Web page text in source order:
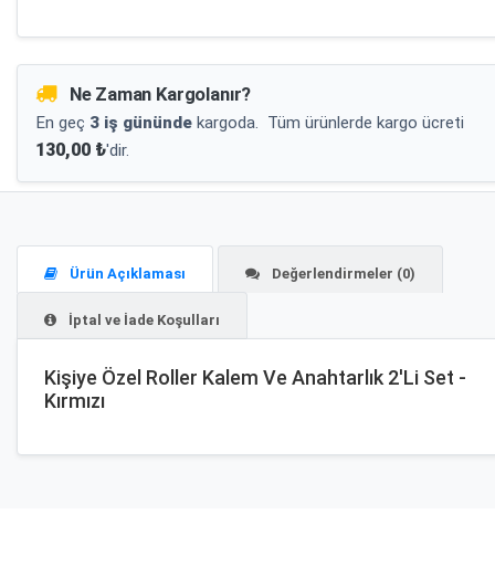
Ne Zaman Kargolanır?
En geç 3 iş gününde kargoda. Tüm ürünlerde kargo ücreti
130,00 ₺'dir.
Ürün Açıklaması Değerlendirmeler (0)
İptal ve İade Koşulları
Kişiye Özel Roller Kalem Ve Anahtarlık 2'Li Set -
Kırmızı